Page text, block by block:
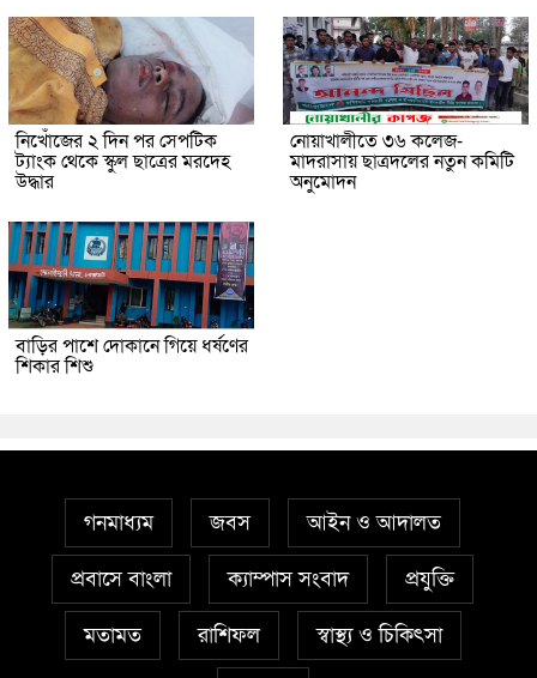
নিখোঁজের ২ দিন পর সেপটিক
ট্যাংক থেকে স্কুল ছাত্রের মরদেহ
উদ্ধার
নোয়াখালীতে ৩৬ কলেজ-
মাদরাসায় ছাত্রদলের নতুন কমিটি
অনুমোদন
বাড়ির পাশে দোকানে গিয়ে ধর্ষণের
শিকার শিশু
গনমাধ্যম জবস আইন ও আদালত
প্রবাসে বাংলা ক্যাম্পাস সংবাদ প্রযুক্তি
মতামত রাশিফল স্বাস্থ্য ও চিকিৎসা